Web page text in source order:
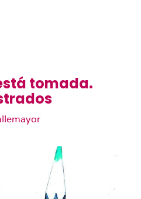
tomada.